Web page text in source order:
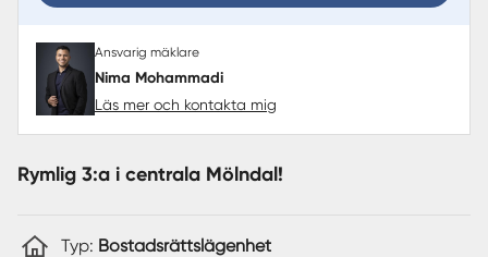
Ansvarig mäklare
Nima Mohammadi
Läs mer och kontakta mig
Rymlig 3:a i centrala Mölndal!
Typ: Bostadsrättslägenhet